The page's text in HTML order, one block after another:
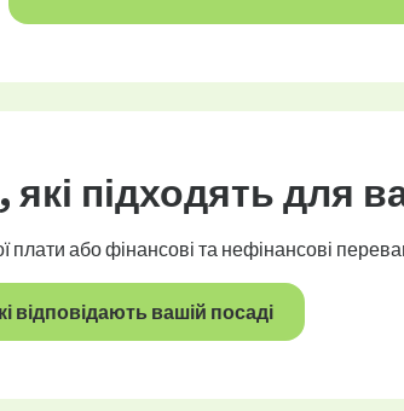
, які підходять для
плати або фінансові та нефінансові
відповідають вашій посаді